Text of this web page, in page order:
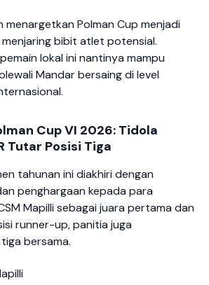
menargetkan Polman Cup menjadi
bibit atlet potensial.
lokal ini nantinya mampu
Mandar bersaing di level
Cup VI 2026: Tidola
Tutar Posisi Tiga
tahunan ini diakhiri dengan
penghargaan kepada para
Mapilli sebagai juara pertama dan
runner-up, panitia juga
bersama.